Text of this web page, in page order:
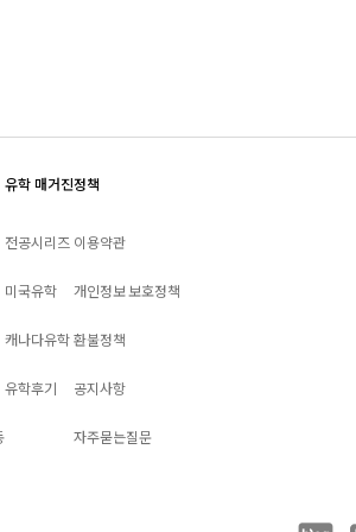
유학 매거진
전공시리즈
미국유학
캐나다유학
유학후기
정책
이용약관
개인정보 보호정책
환불정책
공지사항
자주묻는질문